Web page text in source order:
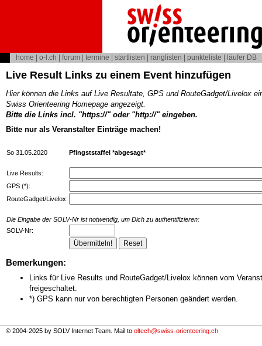
home o-l.ch forum termine startlisten ranglisten punkteliste läufer DB
Live Result Links zu einem Event hinzufügen
Hier können die Links auf Live Resultate, GPS und RouteGadget/Livelox
Swiss Orienteering Homepage angezeigt.
Bitte die Links incl. "https://" oder "http://" eingeben.
Bitte nur als Veranstalter Einträge machen!
So 31.05.2020 Pfingststaffel *abgesagt*
Live Results:
GPS (*):
RouteGadget/Livelox:
Die Eingabe der SOLV-Nr ist notwendig, um Dich zu authentifizieren:
SOLV-Nr:
Bemerkungen:
Links für Live Results und RouteGadget/Livelox können vom
freigeschaltet.
*) GPS kann nur von berechtigten Personen geändert werden.
© 2004-2025 by SOLV Internet Team. Mail to oltech@swiss-orienteering.ch